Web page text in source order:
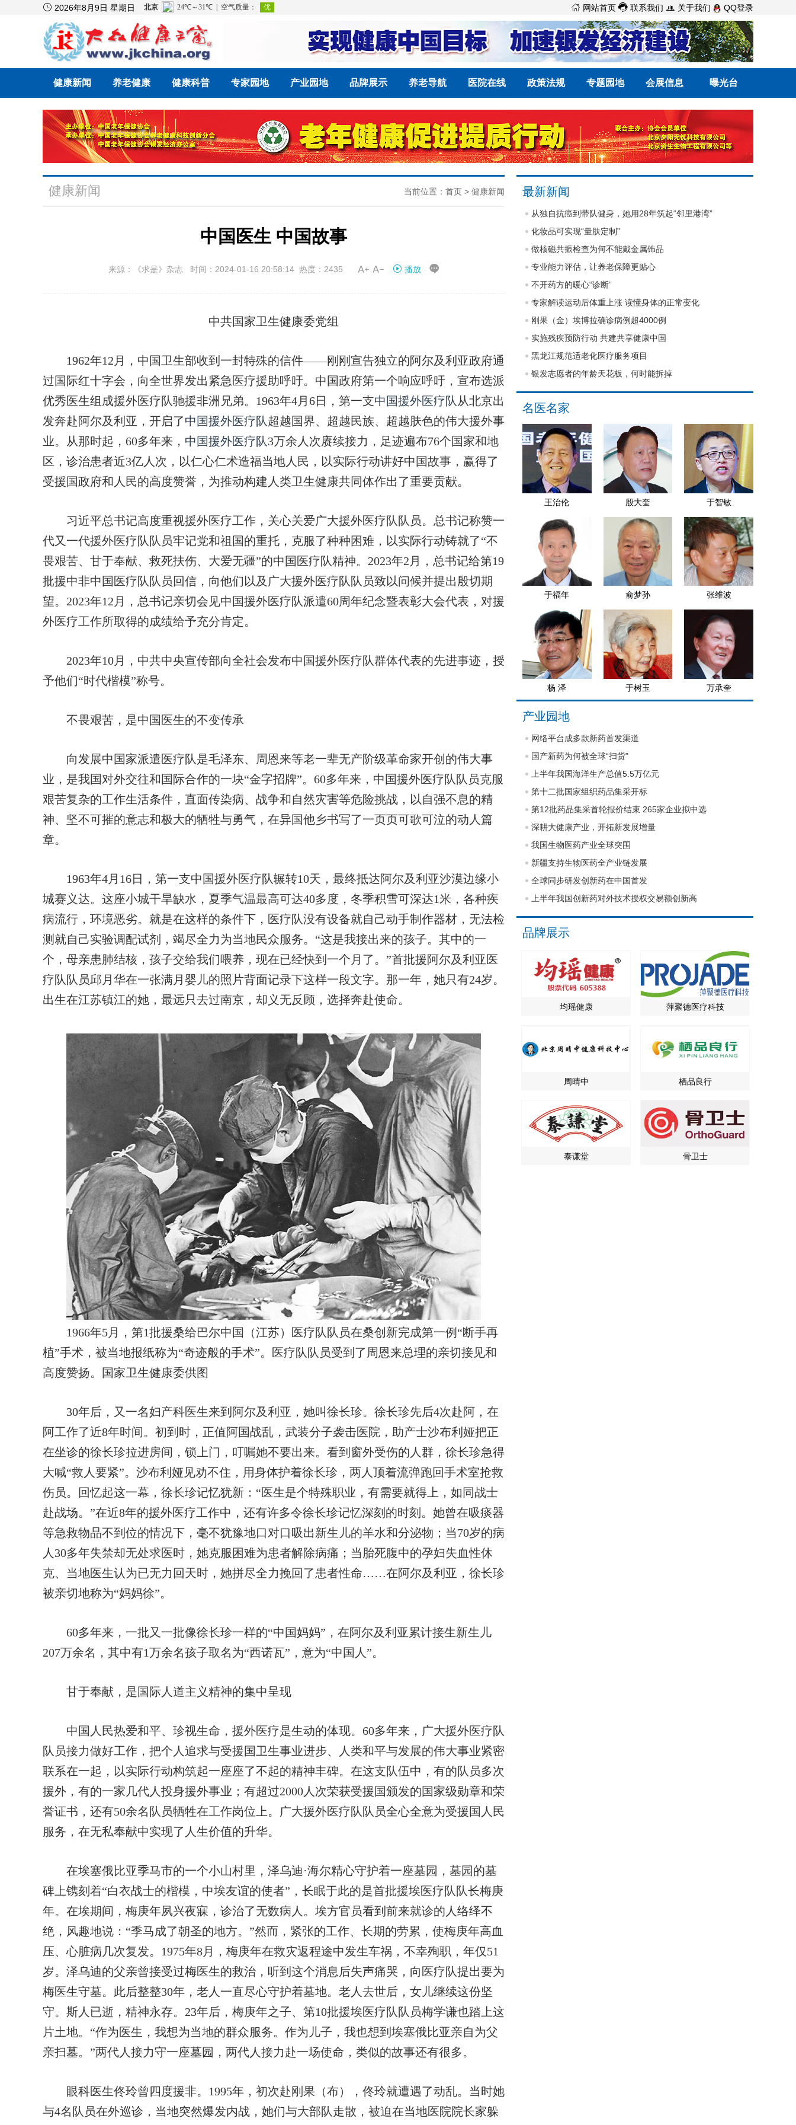
 2026年8月9日 星期日  网站首页  联系我们  关于我们 QQ登录
健康新闻 养老健康 健康科普 专家园地 产业园地 品牌展示 养老导航 医院在线 政策法规 专题园地 会展信息 曝光台
健康新闻 当前位置： 首页 > 健康新闻
中国医生 中国故事
来源：《求是》杂志 时间：2024-01-16 20:58:14 热度：2435  播放 
中共国家卫生健康委党组
1962年12月，中国卫生部收到一封特殊的信件——刚刚宣告独立的阿尔及利亚政府通
过国际红十字会，向全世界发出紧急医疗援助呼吁。中国政府第一个响应呼吁，宣布选派
优秀医生组成援外医疗队驰援非洲兄弟。1963年4月6日，第一支中国援外医疗队 从北京出
发奔赴阿尔及利亚，开启了中国援外医疗队超越国界、超越民族、超越肤色的伟大援外事
业。从那时起，60多年来， 中国援外医疗队3万余人次赓续接力，足迹遍布76个国家和地
区，诊治患者近3亿人次，以仁心仁术造福当地人民，以实际行动讲好中国故事，赢得了
受援国政府和人民的高度赞誉，为推动构建人类卫生健康共同体作出了重要贡献。
习近平总书记高度重视援外医疗工作，关心关爱广大援外医疗队队员。总书记称赞一
代又一代援外医疗队队员牢记党和祖国的重托，克服了种种困难，以实际行动铸就了“不
畏艰苦、甘于奉献、救死扶伤、大爱无疆”的中国医疗队精神。2023年2月，总书记给第19
批援中非中国医疗队队员回信，向他们以及广大援外医疗队队员致以问候并提出殷切期
望。2023年12月，总书记亲切会见中国援外医疗队派遣60周年纪念暨表彰大会代表，对援
外医疗工作所取得的成绩给予充分肯定。
2023年10月，中共中央宣传部向全社会发布中国援外医疗队群体代表的先进事迹，授
予他们“时代楷模”称号。
不畏艰苦，是中国医生的不变传承
向发展中国家派遣医疗队是毛泽东、周恩来等老一辈无产阶级革命家开创的伟大事
业，是我国对外交往和国际合作的一块“金字招牌”。60多年来，中国援外医疗队队员克服
艰苦复杂的工作生活条件，直面传染病、战争和自然灾害等危险挑战，以自强不息的精
神、坚不可摧的意志和极大的牺牲与勇气，在异国他乡书写了一页页可歌可泣的动人篇
章。
1963年4月16日，第一支中国援外医疗队辗转10天，最终抵达阿尔及利亚沙漠边缘小
城赛义达。这座小城干旱缺水，夏季气温最高可达40多度，冬季积雪可深达1米，各种疾
病流行，环境恶劣。就是在这样的条件下，医疗队没有设备就自己动手制作器材，无法检
测就自己实验调配试剂，竭尽全力为当地民众服务。“这是我接出来的孩子。其中的一
个，母亲患肺结核，孩子交给我们喂养，现在已经快到一个月了。”首批援阿尔及利亚医
疗队队员邱月华在一张满月婴儿的照片背面记录下这样一段文字。那一年，她只有24岁。
出生在江苏镇江的她，最远只去过南京，却义无反顾，选择奔赴使命。
1966年5月，第1批援桑给巴尔中国（江苏）医疗队队员在桑创新完成第一例“断手再
植”手术，被当地报纸称为“奇迹般的手术”。医疗队队员受到了周恩来总理的亲切接见和
高度赞扬。国家卫生健康委供图
30年后，又一名妇产科医生来到阿尔及利亚，她叫徐长珍。徐长珍先后4次赴阿，在
阿工作了近8年时间。初到时，正值阿国战乱，武装分子袭击医院，助产士沙布利娅把正
在坐诊的徐长珍拉进房间，锁上门，叮嘱她不要出来。看到窗外受伤的人群，徐长珍急得
大喊“救人要紧”。沙布利娅见劝不住，用身体护着徐长珍，两人顶着流弹跑回手术室抢救
伤员。回忆起这一幕，徐长珍记忆犹新：“医生是个特殊职业，有需要就得上，如同战士
赴战场。”在近8年的援外医疗工作中，还有许多令徐长珍记忆深刻的时刻。她曾在吸痰器
等急救物品不到位的情况下，毫不犹豫地口对口吸出新生儿的羊水和分泌物；当70岁的病
人30多年失禁却无处求医时，她克服困难为患者解除病痛；当胎死腹中的孕妇失血性休
克、当地医生认为已无力回天时，她拼尽全力挽回了患者性命……在阿尔及利亚，徐长珍
被亲切地称为“妈妈徐”。
60多年来，一批又一批像徐长珍一样的“中国妈妈”，在阿尔及利亚累计接生新生儿
207万余名，其中有1万余名孩子取名为“西诺瓦”，意为“中国人”。
甘于奉献，是国际人道主义精神的集中呈现
中国人民热爱和平、珍视生命，援外医疗是生动的体现。60多年来，广大援外医疗队
队员接力做好工作，把个人追求与受援国卫生事业进步、人类和平与发展的伟大事业紧密
联系在一起，以实际行动构筑起一座座了不起的精神丰碑。在这支队伍中，有的队员多次
援外，有的一家几代人投身援外事业；有超过2000人次荣获受援国颁发的国家级勋章和荣
誉证书，还有50余名队员牺牲在工作岗位上。广大援外医疗队队员全心全意为受援国人民
服务，在无私奉献中实现了人生价值的升华。
在埃塞俄比亚季马市的一个小山村里，泽乌迪·海尔精心守护着一座墓园，墓园的墓
碑上镌刻着“白衣战士的楷模，中埃友谊的使者”，长眠于此的是首批援埃医疗队队长梅庚
年。在埃期间，梅庚年夙兴夜寐，诊治了无数病人。埃方官员看到前来就诊的人络绎不
绝，风趣地说：“季马成了朝圣的地方。”然而，紧张的工作、长期的劳累，使梅庚年高血
压、心脏病几次复发。1975年8月，梅庚年在救灾返程途中发生车祸，不幸殉职，年仅51
岁。泽乌迪的父亲曾接受过梅医生的救治，听到这个消息后失声痛哭，向医疗队提出要为
梅医生守墓。此后整整30年，老人一直尽心守护着墓地。老人去世后，女儿继续这份坚
守。斯人已逝，精神永存。23年后，梅庚年之子、第10批援埃医疗队队员梅学谦也踏上这
片土地。“作为医生，我想为当地的群众服务。作为儿子，我也想到埃塞俄比亚亲自为父
亲扫墓。”两代人接力守一座墓园，两代人接力赴一场使命，类似的故事还有很多。
眼科医生佟玲曾四度援非。1995年，初次赴刚果（布），佟玲就遭遇了动乱。当时她
与4名队员在外巡诊，当地突然爆发内战，她们与大部队走散，被迫在当地医院院长家躲
最新新闻
从独自抗癌到带队健身，她用28年筑起“邻里港湾”
化妆品可实现“量肤定制”
做核磁共振检查为何不能戴金属饰品
专业能力评估，让养老保障更贴心
不开药方的暖心“诊断”
专家解读运动后体重上涨 读懂身体的正常变化
刚果（金）埃博拉确诊病例超4000例
实施残疾预防行动 共建共享健康中国
黑龙江规范适老化医疗服务项目
银发志愿者的年龄天花板，何时能拆掉
名医名家
王治伦 殷大奎 于智敏
于福年 俞梦孙 张维波
杨 泽 于树玉 万承奎
产业园地
网络平台成多款新药首发渠道
国产新药为何被全球“扫货”
上半年我国海洋生产总值5.5万亿元
第十二批国家组织药品集采开标
第12批药品集采首轮报价结束 265家企业拟中选
深耕大健康产业，开拓新发展增量
我国生物医药产业全球突围
新疆支持生物医药全产业链发展
全球同步研发创新药在中国首发
上半年我国创新药对外技术授权交易额创新高
品牌展示
均瑶健康 萍聚德医疗科技
周晴中 栖品良行
泰谦堂 骨卫士